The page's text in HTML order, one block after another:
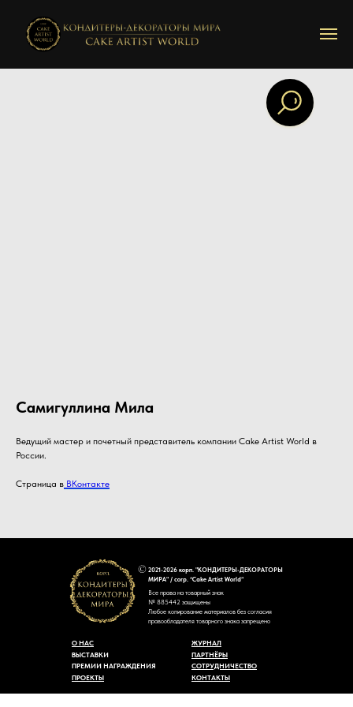
Самигуллина Мила
Ведущий мастер и почетный представитель компании Cake Artist World в
России.
Страница в ВКонтакте
2021-2026 корп. "КОНДИТЕРЫ-ДЕКОРАТОРЫ
МИРА" / corp. “Cake Artist World”
Все права на товарный знак
№ 885442 защищены
Любое копирование материалов без согласия
правообладателя товарного знака запрещено
КОНТАКТЫ
СОТРУДНИЧЕСТВО
ЖУРНАЛ
ПАРТНЁРЫ
ПРЕМИИ НАГРАЖДЕНИЯ
ПРОЕКТЫ
ВЫСТАВКИ
О НАС